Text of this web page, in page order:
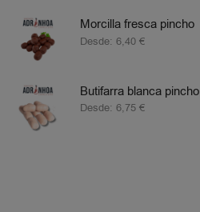
Morcilla fresca pincho
Desde: 6,40 €
Butifarra blanca pincho
Desde: 6,75 €